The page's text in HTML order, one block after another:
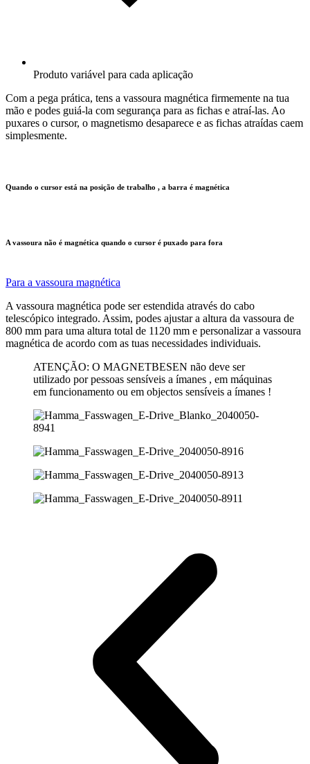
Produto variável para cada aplicação
Com a pega prática, tens a vassoura magnética firmemente na tua
mão e podes guiá-la com segurança para as fichas e atraí-las. Ao
puxares o cursor, o magnetismo desaparece e as fichas atraídas caem
simplesmente.
Quando o cursor está na posição de trabalho , a barra é magnética
A vassoura não é magnética quando o cursor é puxado para fora
Para a vassoura magnética
A vassoura magnética pode ser estendida através do cabo
telescópico integrado. Assim, podes ajustar a altura da vassoura de
800 mm para uma altura total de 1120 mm e personalizar a vassoura
magnética de acordo com as tuas necessidades individuais.
ATENÇÃO: O MAGNETBESEN não deve ser
utilizado por pessoas sensíveis a ímanes , em máquinas
em funcionamento ou em objectos sensíveis a ímanes !